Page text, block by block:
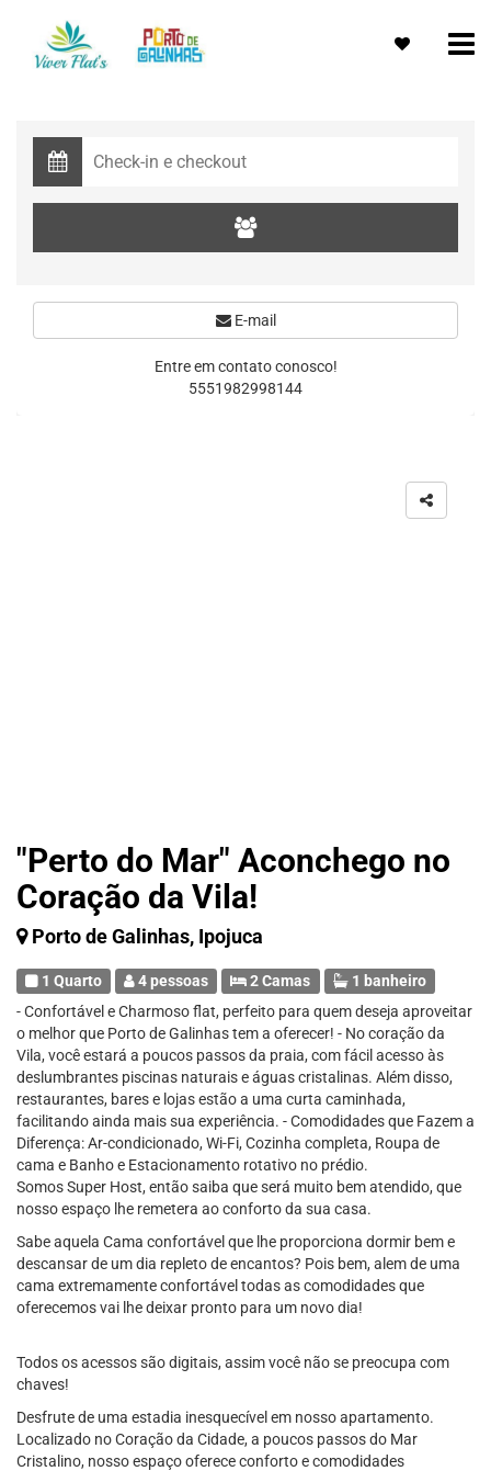
"Perto do Mar" Aconchego no
Coração da Vila!
Porto de Galinhas, Ipojuca
1 Quarto 4 pessoas 2 Camas
1 banheiro
- Confortável e Charmoso flat, perfeito para quem deseja aproveitar
o melhor que Porto de Galinhas tem a oferecer! - No coração da
Vila, você estará a poucos passos da praia, com fácil acesso às
deslumbrantes piscinas naturais e águas cristalinas. Além disso,
restaurantes, bares e lojas estão a uma curta caminhada,
facilitando ainda mais sua experiência. - Comodidades que Fazem a
Diferença: Ar-condicionado, Wi-Fi, Cozinha completa, Roupa de
cama e Banho e Estacionamento rotativo no prédio.
Somos Super Host, então saiba que será muito bem atendido, que
nosso espaço lhe remetera ao conforto da sua casa.
Sabe aquela Cama confortável que lhe proporciona dormir bem e
descansar de um dia repleto de encantos? Pois bem, alem de uma
cama extremamente confortável todas as comodidades que
oferecemos vai lhe deixar pronto para um novo dia!
Todos os acessos são digitais, assim você não se preocupa com
chaves!
Desfrute de uma estadia inesquecível em nosso apartamento.
Localizado no Coração da Cidade, a poucos passos do Mar
Cristalino, nosso espaço oferece conforto e comodidades
E-mail
Entre em contato conosco!
5551982998144